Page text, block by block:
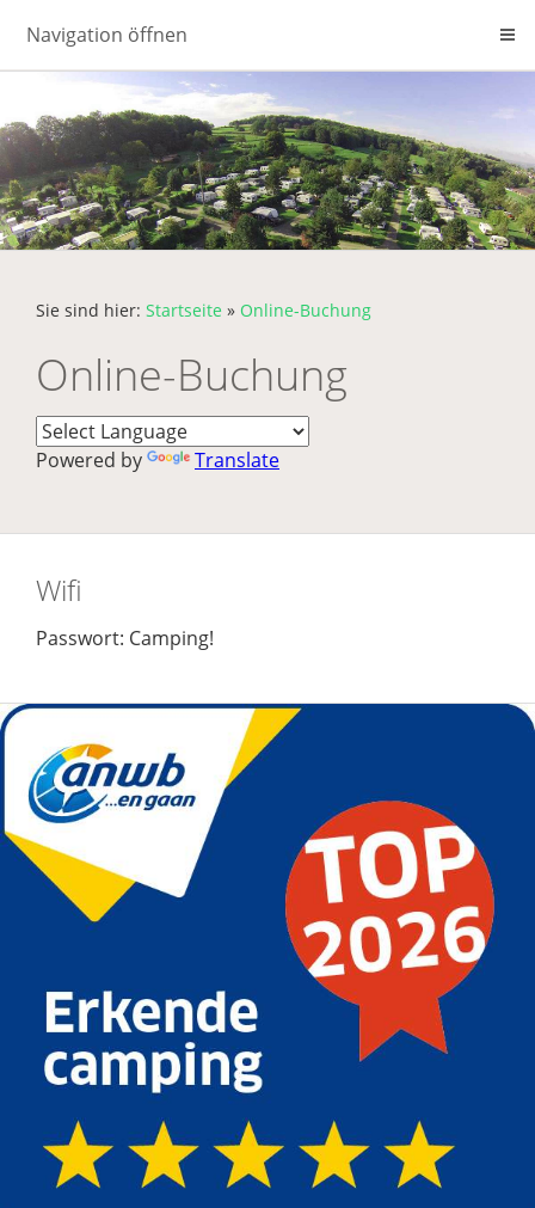
Navigation öffnen
Sie sind hier: Startseite » Online-Buchung
Online-Buchung
Powered by Translate
Wifi
Passwort: Camping!